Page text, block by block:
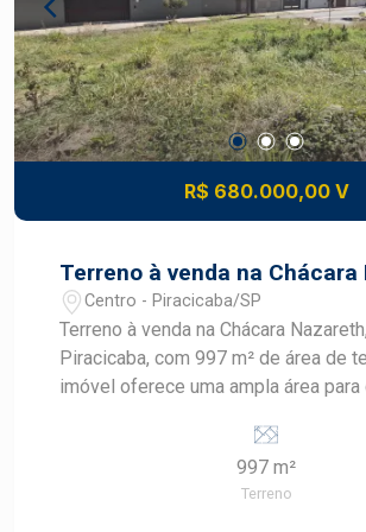
e infraestrutura completa para
operações. Perfil construtivo projetado para
atender demandas de indústrias,
logísticos e centros de distribuição. Ambiente
seguro e estruturado, pronto para
desempenho empresarial. Construa seu futuro
com quem é agente de
mercado imobiliário de Piracicaba.
R$ 680.000,00 V
Terreno à venda na Chácara
Centro - Piracicaba/SP
Terreno à venda na Chácara
Piracicaba, com 997 m² de área de
imóvel oferece uma ampla área para
com espaço para desenvolver um
Terreno residencial - 997 m² de área
997 m²
Terreno